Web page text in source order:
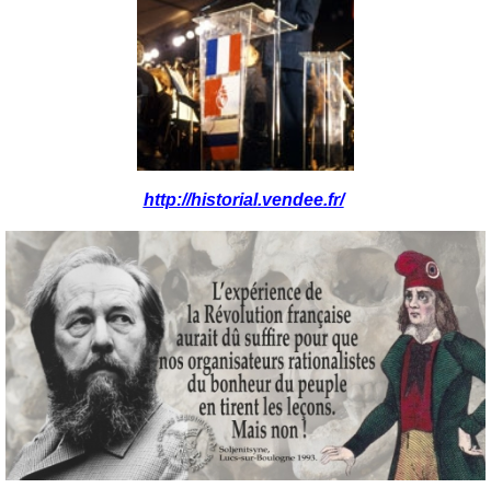
http://historial.vendee.fr/